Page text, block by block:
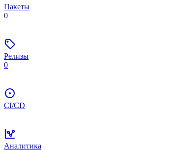
Пакеты
0
Релизы
0
CI/CD
Аналитика